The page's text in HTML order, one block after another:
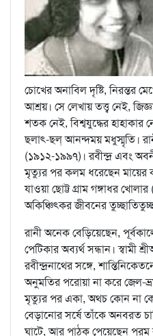
চোখের অনাবিল দৃষ্টি, নিরন্তর
আশ্রয়। সে লেখায় তত্ত্ব নেই,
শতক নেই, বিশ্বযুদ্ধের
ছলাৎ-ছল্ আনন্দময় মধুস্মৃতি।
(১৯১২-১৯৯৭)। রবীন্দ্র এবং
মৃত্যুর পর কলম ধরেছেন মায়ের
যাওয়া ছোট্ট গ্রাম গঙ্গাধর
অকিঞ্চিৎকর জীবনের
রানী অনেক বেড়িয়েছেন,
পেটিকার অব্যর্থ সন্ধান। স্বামী
রবীন্দ্রনাথের সঙ্গে,
অনুমতির পরোয়া না করে জেল-
মৃত্যুর পর একা, অথচ কোন না
বেড়ানোর সর্ষে তাঁকে অনবরত
ঘাটে, আর পাঠক পেয়েছেন পরম